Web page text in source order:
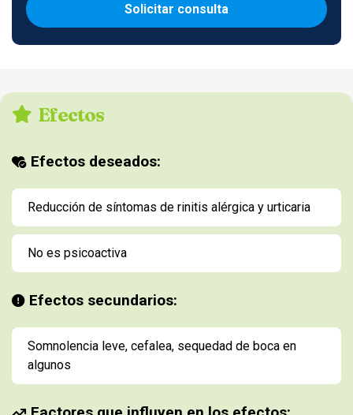
Solicitar consulta
Efectos
Efectos deseados:
Reducción de síntomas de rinitis alérgica y urticaria
No es psicoactiva
Efectos secundarios:
Somnolencia leve, cefalea, sequedad de boca en
algunos